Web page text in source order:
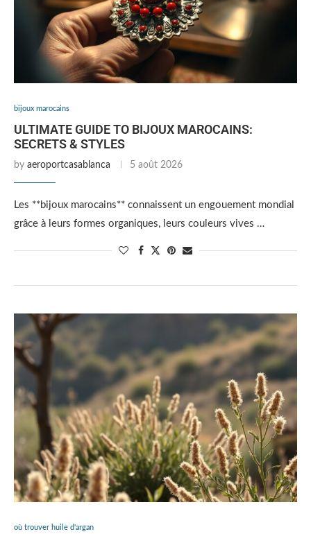
bijoux marocains
ULTIMATE GUIDE TO BIJOUX MAROCAINS:
SECRETS & STYLES
by aeroportcasablanca 5 août 2026
Les **bijoux marocains** connaissent un engouement mondial
grâce à leurs formes organiques, leurs couleurs vives …
où trouver huile d'argan